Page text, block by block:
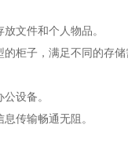
文件和个人物品。
柜子，满足不同的存
设备。
传输畅通无阻。